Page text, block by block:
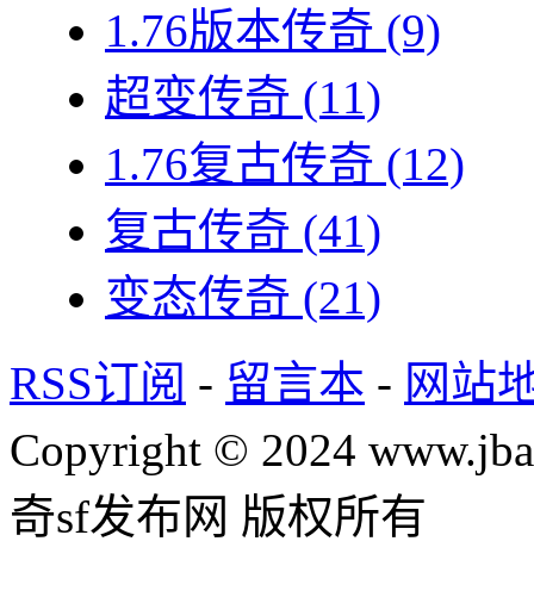
1.76版本传奇 (9)
超变传奇 (11)
1.76复古传奇 (12)
复古传奇 (41)
变态传奇 (21)
RSS订阅 - 留言本 - 网站
Copyright © 2024
奇sf发布网 版权所有